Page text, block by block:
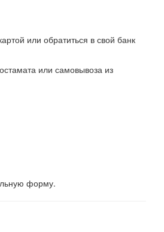
или обратиться в свой банк
или самовывоза из
форму.